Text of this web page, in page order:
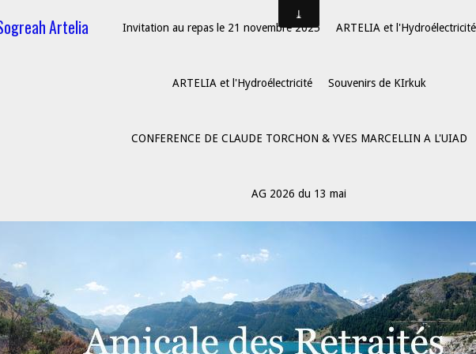
Artelia Invitation au repas le 21 novembre 2025 ARTELIA et l'Hydroélectricité
ARTELIA et l'Hydroélectricité Souvenirs de KIrkuk
CONFERENCE DE CLAUDE TORCHON & YVES MARCELLIN A L'UIAD
AG 2026 du 13 mai